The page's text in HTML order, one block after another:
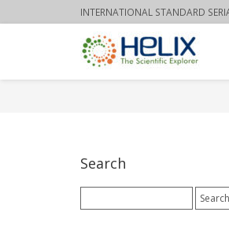
INTERNATIONAL STANDARD
Search
for: